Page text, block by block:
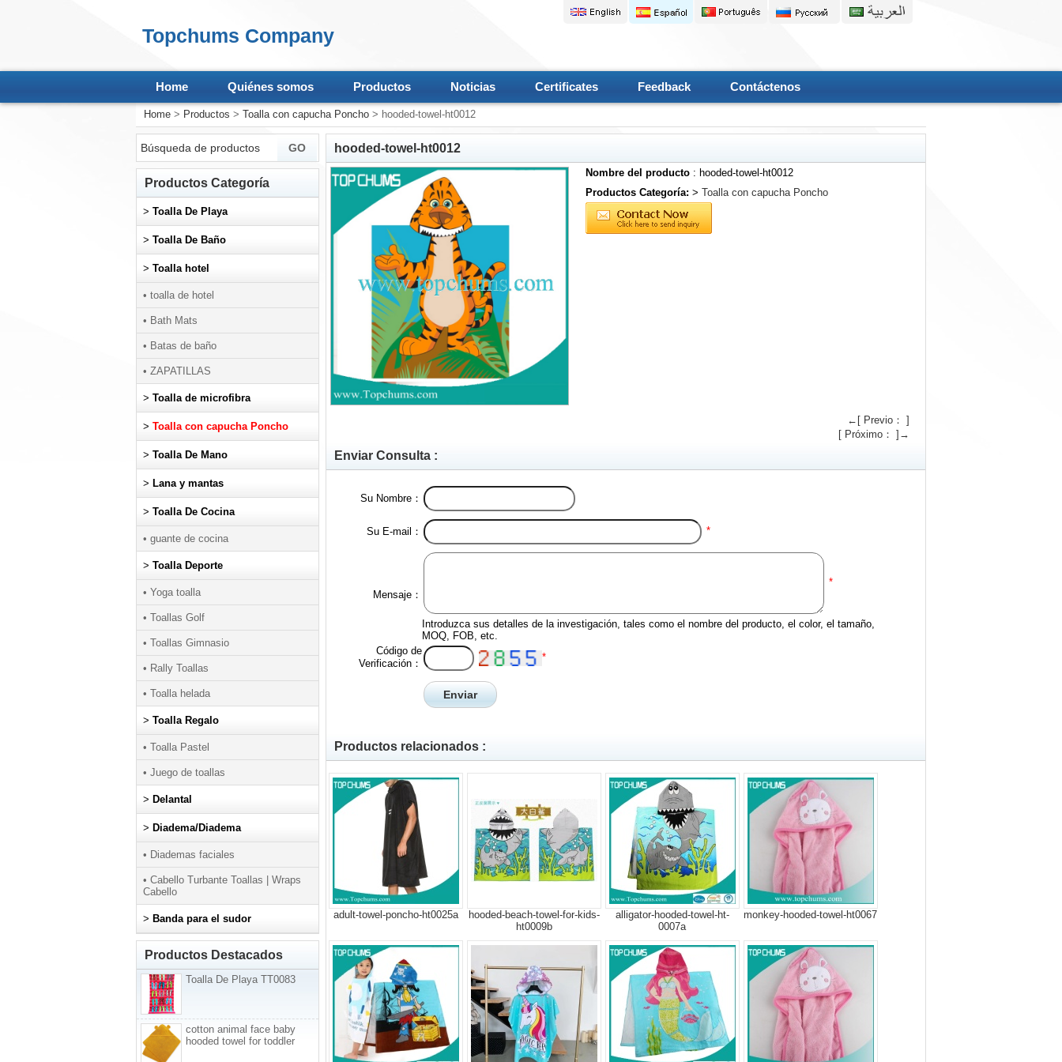
Topchums Company
Home Quiénes somos Productos Noticias Certificates Feedback Contáctenos
Home > Productos > Toalla con capucha Poncho > hooded-towel-ht0012
hooded-towel-ht0012
Nombre del producto : hooded-towel-ht0012
Productos Categoría: > Toalla con capucha Poncho
←[ Previo： ]
[ Próximo： ]→
Enviar Consulta :
Su Nombre：
Su E-mail： *
Mensaje：
*
Introduzca sus detalles de la investigación, tales como el nombre del producto, el color, el tamaño,
MOQ, FOB, etc.
Código de
Verificación：
*
Productos relacionados :
adult-towel-poncho-ht0025a
hooded-beach-towel-for-kids-
ht0009b
alligator-hooded-towel-ht-
0007a
monkey-hooded-towel-ht0067
Productos Categoría
> Toalla De Playa
> Toalla De Baño
> Toalla hotel
• toalla de hotel
• Bath Mats
• Batas de baño
• ZAPATILLAS
> Toalla de microfibra
> Toalla con capucha Poncho
> Toalla De Mano
> Lana y mantas
> Toalla De Cocina
• guante de cocina
> Toalla Deporte
• Yoga toalla
• Toallas Golf
• Toallas Gimnasio
• Rally Toallas
• Toalla helada
> Toalla Regalo
• Toalla Pastel
• Juego de toallas
> Delantal
> Diadema/Diadema
• Diademas faciales
• Cabello Turbante Toallas | Wraps
Cabello
> Banda para el sudor
Productos Destacados
Toalla De Playa TT0083
cotton animal face baby
hooded towel for toddler